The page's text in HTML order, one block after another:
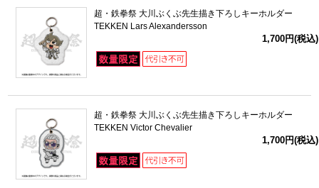
超・鉄拳祭 大川ぶくぶ先生描き下ろしキーホルダー
TEKKEN Lars Alexandersson
1,700円(税込)
超・鉄拳祭 大川ぶくぶ先生描き下ろしキーホルダー
TEKKEN Victor Chevalier
1,700円(税込)